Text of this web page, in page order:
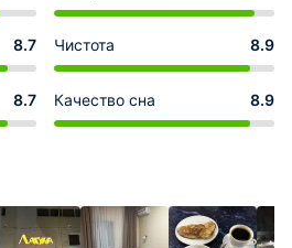
8.7 Чистота 8.9
8.7 Качество сна 8.9